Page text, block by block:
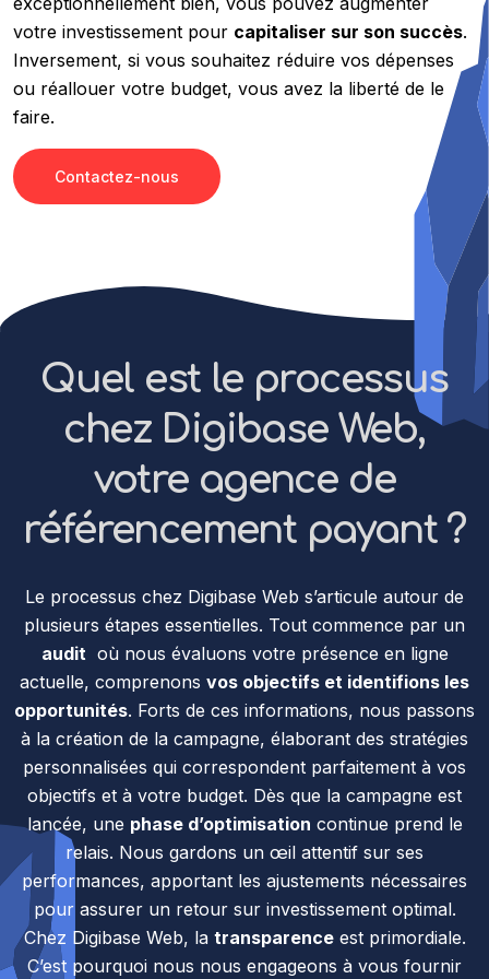
votre investissement pour capitaliser sur son succès.
Inversement, si vous souhaitez réduire vos dépenses
ou réallouer votre budget, vous avez la liberté de le
faire.
Contactez-nous
Quel est le processus
chez Digibase Web,
votre agence de
référencement payant ?
Le processus chez Digibase Web s’articule autour de
plusieurs étapes essentielles. Tout commence par un
audit où nous évaluons votre présence en ligne
actuelle, comprenons vos objectifs et identifions les
opportunités. Forts de ces informations, nous passons
à la création de la campagne, élaborant des stratégies
personnalisées qui correspondent parfaitement à vos
objectifs et à votre budget. Dès que la campagne est
lancée, une phase d’optimisation continue prend le
relais. Nous gardons un œil attentif sur ses
performances, apportant les ajustements nécessaires
pour assurer un retour sur investissement optimal.
Chez Digibase Web, la transparenceest primordiale.
C’est pourquoi nous nous engageons à vous fournir